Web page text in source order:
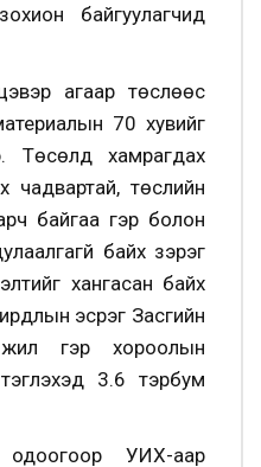
байгуулагчид
агаар төслөөс
70 хувийг
Төсөлд хамрагдах
чадвартай, төслийн
байгаа гэр болон
байх зэрэг
хангасан байх
эсрэг Засгийн
гэр хороолын
3.6 тэрбум
УИХ-аар